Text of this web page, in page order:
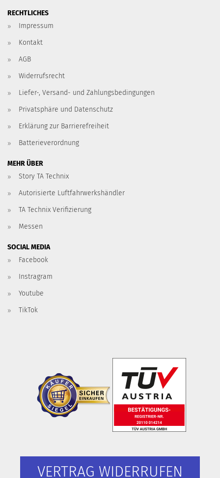
RECHTLICHES
Impressum
Kontakt
AGB
Widerrufsrecht
Liefer-, Versand- und Zahlungsbedingungen
Privatsphäre und Datenschutz
Erklärung zur Barrierefreiheit
Batterieverordnung
MEHR ÜBER
Story TA Technix
Autorisierte Luftfahrwerkshändler
TA Technix Verifizierung
Messen
SOCIAL MEDIA
Facebook
Instragram
Youtube
TikTok
VERTRAG WIDERRUFEN